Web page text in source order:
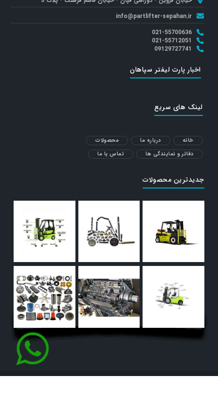
info@partlifter-sepahan.ir
021-55700636
021-55712051
09129727741
اخبار پارت لیفتر سپاهان
لینک های سریع
خانه درباره ما
محصولات
دفاتر و نمایندگی ها
تماس با ما
جدیدترین محصولات